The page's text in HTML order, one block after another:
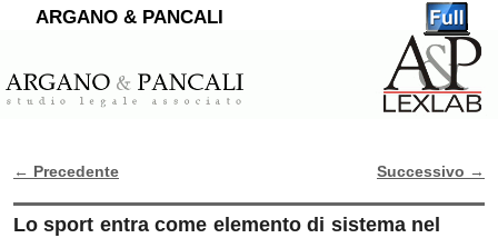
ARGANO & PANCALI
Navigazione Articoli
← Precedente Successivo →
Lo sport entra come elemento di sistema nel